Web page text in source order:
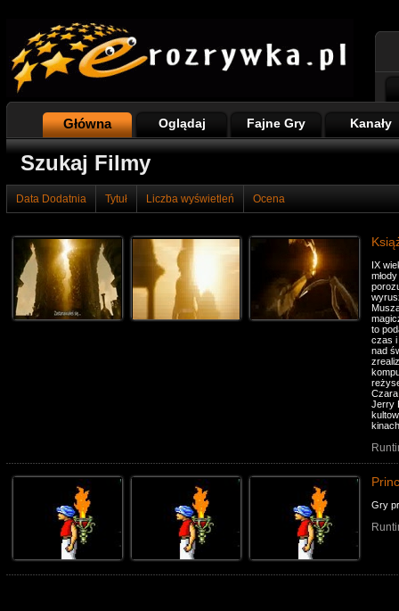
Główna Oglądaj Fajne Gry Kanały
Szukaj Filmy
Data Dodatnia Tytuł Liczba wyświetleń Ocena
IX
to
czas i
nad
Jerry
Gry